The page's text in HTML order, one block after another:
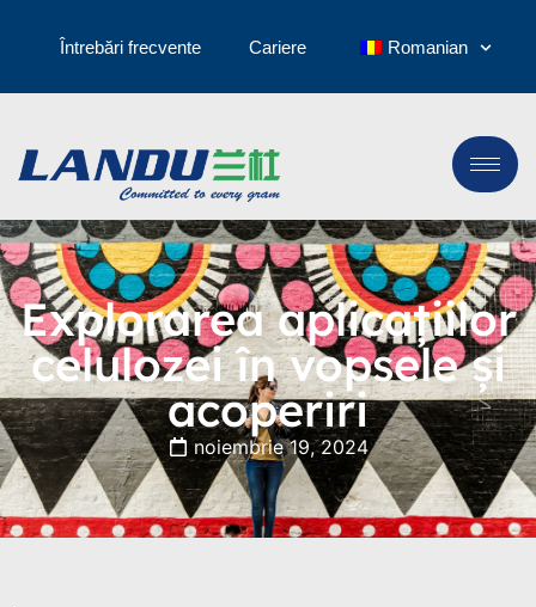
Întrebări frecvente Cariere Romanian
Explorarea aplicațiilor
celulozei în vopsele și
acoperiri
noiembrie 19, 2024